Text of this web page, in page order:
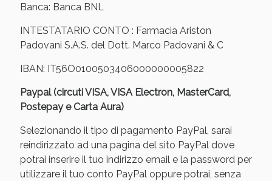
Banca: Banca BNL
INTESTATARIO CONTO : Farmacia Ariston
Padovani S.A.S. del Dott. Marco Padovani & C
IBAN: IT56O0100503406000000005822
Paypal (circuti VISA, VISA Electron, MasterCard,
Postepay e Carta Aura)
Selezionando il tipo di pagamento PayPal, sarai
reindirizzato ad una pagina del sito PayPal dove
potrai inserire il tuo indirizzo email e la password per
utilizzare il tuo conto PayPal oppure potrai, senza